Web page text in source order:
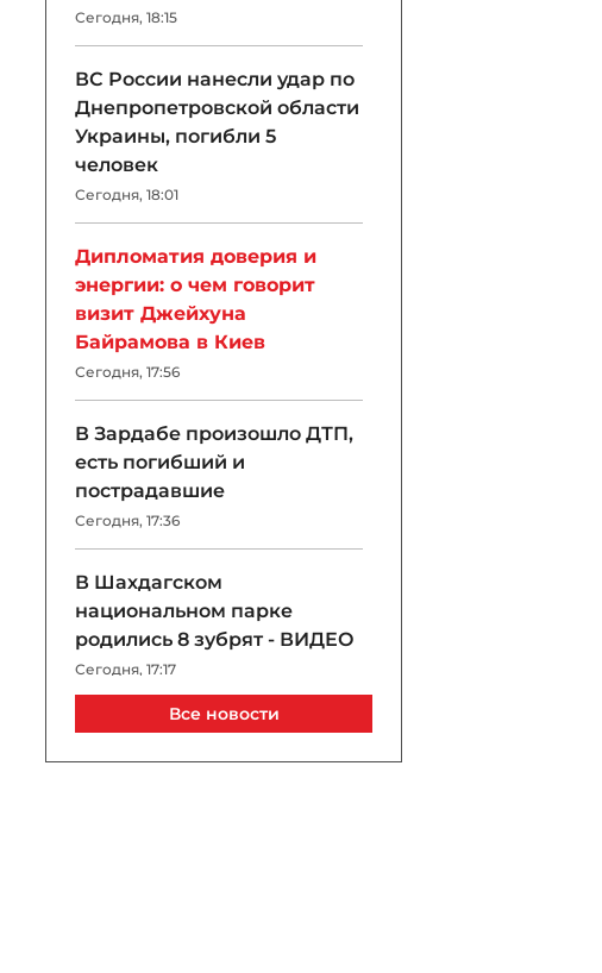
Сегодня, 18:15
ВС России нанесли удар по
Днепропетровской области
Украины, погибли 5
человек
Сегодня, 18:01
Дипломатия доверия и
энергии: о чем говорит
визит Джейхуна
Байрамова в Киев
Сегодня, 17:56
В Зардабе произошло ДТП,
есть погибший и
пострадавшие
Сегодня, 17:36
В Шахдагском
национальном парке
родились 8 зубрят - ВИДЕО
Сегодня, 17:17
Трамп во время
выступления не дал упасть
Все новости